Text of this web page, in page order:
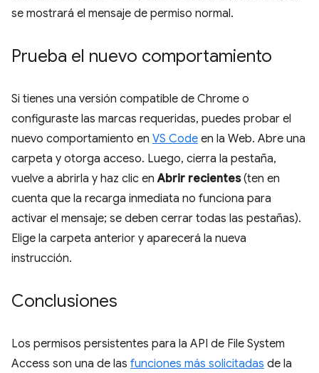
se mostrará el mensaje de permiso normal.
Prueba el nuevo comportamiento
Si tienes una versión compatible de Chrome o
configuraste las marcas requeridas, puedes probar el
nuevo comportamiento en VS Code en la Web. Abre una
carpeta y otorga acceso. Luego, cierra la pestaña,
vuelve a abrirla y haz clic enAbrir recientes(ten en
cuenta que la recarga inmediata no funciona para
activar el mensaje; se deben cerrar todas las pestañas).
Elige la carpeta anterior y aparecerá la nueva
instrucción.
Conclusiones
Los permisos persistentes para la API de File System
Access son una de las funciones más solicitadas de la